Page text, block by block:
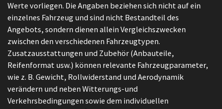
Werte vorliegen. Die Angaben beziehen sich nicht auf ein
einzelnes Fahrzeug und sind nicht Bestandteil des
Angebots, sondern dienen allein Vergleichszwecken
zwischen den verschiedenen Fahrzeugtypen.
Zusatzausstattungen und Zubehör (Anbauteile,
Reifenformat usw.) können relevante Fahrzeugparameter,
wie z. B. Gewicht, Rollwiderstand und Aerodynamik
verändern und neben Witterungs-und
Verkehrsbedingungen sowie dem individuellen